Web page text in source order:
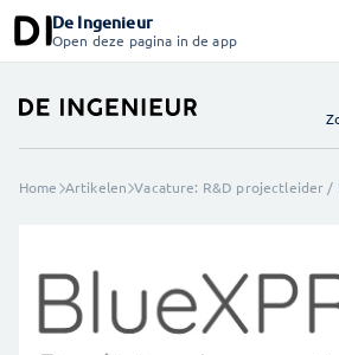
De Ingenieur
Open deze pagina in de app
Home Artikelen Vacature: R&D projectleider /